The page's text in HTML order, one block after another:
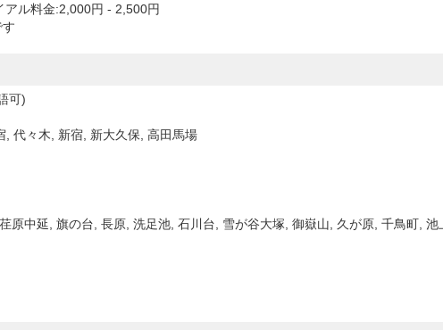
アル料金:2,000円 - 2,500円
可)
代々木, 新宿, 新大久保, 高田馬場
原中延, 旗の台, 長原, 洗足池, 石川台, 雪が谷大塚, 御嶽山, 久が原, 千鳥町, 池